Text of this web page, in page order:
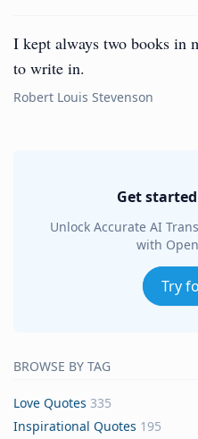
I kept always two books in
to write in.
Robert Louis Stevenson
Get
Unlock Accurate AI
with
Try
BROWSE BY TAG
Love Quotes 335
Inspirational Quotes 195